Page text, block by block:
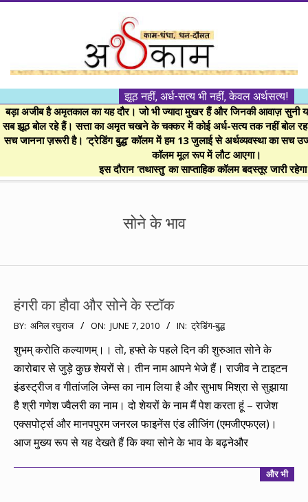
।।
अर्थकाम।।
BE
FINANCIALLY
झूठ नहीं, अर्ध-सत्य भी नहीं, केवल अर्थसत्य!
बड़ा अजीब है अमृतकाल का यह दौर। जो भी ज्यादा मुखर हैं और जिनकी आवाज़ सुनी
सब झूठ बोल रहे हैं। सत्ता का अमृत चखने के चक्कर में कोई अर्ध-सत्य तक नहीं बोल
सच जानना ज़रूरी है। ‘ट्रेडिंग बुद्ध’ कॉलम में हम 13 जुलाई से अर्थव्यवस्था का सच
कॉलम मूल रूप में लौट आएगा।
इस दौरान ‘तथास्तु’ का साप्ताहिक कॉलम बदस्तूर जारी
सोने के भाव
हंगरी का हौवा और सोने के स्टॉक
2010-
07
BY: अनिल रघुराज ON: JUNE 7, 2010 IN: ट्रेडिंग-बुद्ध
शुभम् करोति कल्याणम्।। तो, हफ्ते के पहले दिन की शुरुआत सोने के
कारोबार से जुड़े कुछ शेयरों से। तीन नाम आपने भेजे हैं। राजीव ने टाइटन
इंडस्ट्रीज व गीतांजलि जेम्स का नाम लिया है और सुभाष मिश्रा से सुझाया
है श्री गणेश ज्वैलरी का नाम। दो शेयरों के नाम मैं पेश करता हूं – राजेश
एक्सपोर्ट्स और मानपपुरम जनरल फाइनेंस एंड लीजिंग (एमजीएफएल)।
आज मुख्य रूप से यह देखते हैं कि क्या सोने के भाव के बढ़नेऔर
और भी